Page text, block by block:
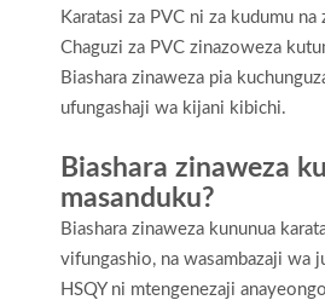
Karatasi za PVC ni za kudumu
Chaguzi za PVC zinazoweza
Biashara zinaweza pia
ufungashaji wa kijani kibichi.
Biashara zinaweza
masanduku?
Biashara zinaweza kununua
vifungashio, na wasambazaji wa
HSQY ni mtengenezaji